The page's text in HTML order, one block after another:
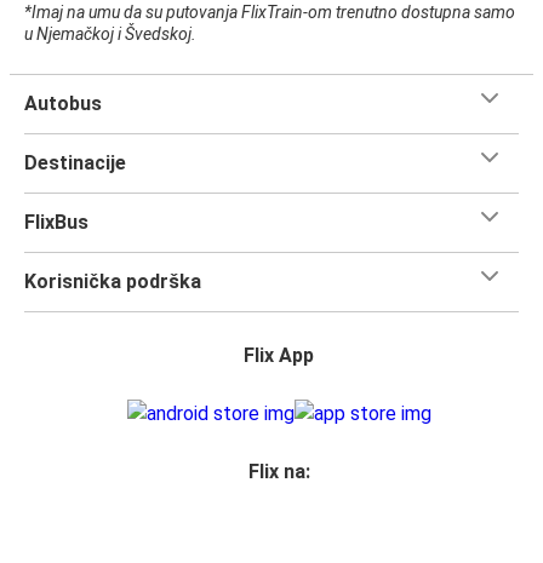
*Imaj na umu da su putovanja FlixTrain-om trenutno dostupna samo
u Njemačkoj i Švedskoj.
Autobus
Destinacije
FlixBus
Korisnička podrška
Flix App
Flix na: